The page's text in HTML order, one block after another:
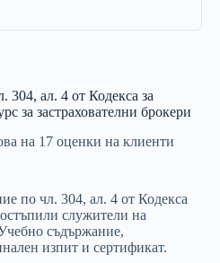
ал. 4 от Кодекса за
за застрахователни брокери
на 17 оценки на клиенти
по чл. 304, ал. 4 от Кодекса
служители на
съдържание,
изпит и сертификат.